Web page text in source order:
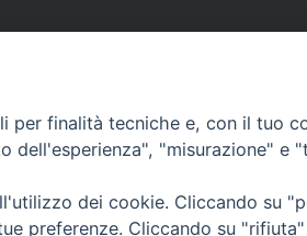
per finalità tecniche e, con il tuo
dell'esperienza", "misurazione" e
dei cookie. Cliccando su
preferenze. Cliccando su